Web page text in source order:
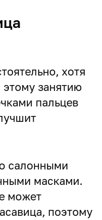
хотя
этому занятию
пальцев
салонными
масками.
может
поэтому